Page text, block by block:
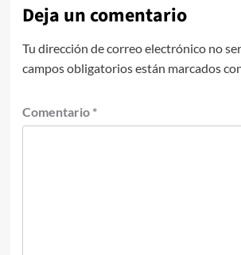
Deja un comentario
Tu dirección de correo electrónico no
campos obligatorios están marcados
Comentario *